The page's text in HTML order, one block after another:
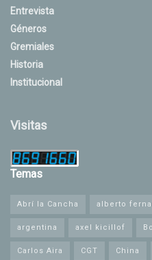
Entrevista
Géneros
Gremiales
Historia
Institucional
Visitas
Temas
Abrí la Cancha alberto
argentina axel kicillof
Carlos Aira CGT China